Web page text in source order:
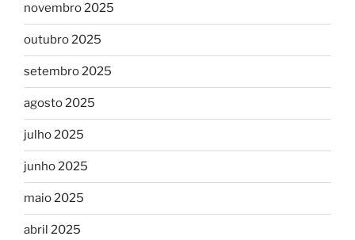
novembro 2025
outubro 2025
setembro 2025
agosto 2025
julho 2025
junho 2025
maio 2025
abril 2025